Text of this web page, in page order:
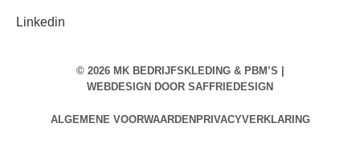
Linkedin
© 2026 MK BEDRIJFSKLEDING & PBM’S |
WEBDESIGN DOOR SAFFRIEDESIGN
ALGEMENE VOORWAARDENPRIVACYVERKLARING